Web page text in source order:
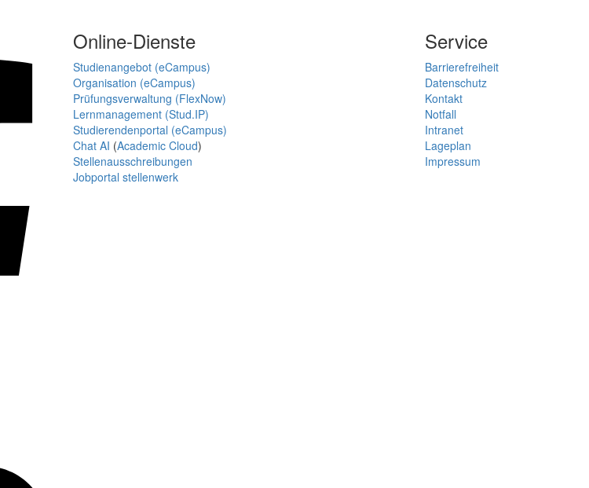
Online-Dienste
Studienangebot (eCampus)
Organisation (eCampus)
Prüfungsverwaltung (FlexNow)
Lernmanagement (Stud.IP)
Studierendenportal (eCampus)
Chat AI (Academic Cloud)
Stellenausschreibungen
Jobportal stellenwerk
Service
Barrierefreiheit
Datenschutz
Kontakt
Notfall
Intranet
Lageplan
Impressum